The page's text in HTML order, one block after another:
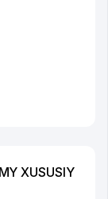
XUSUSIY